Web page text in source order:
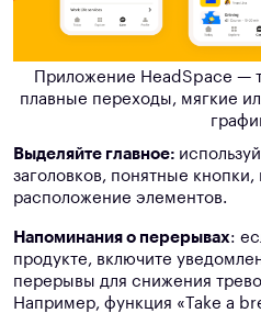
Приложение HeadSpace —
плавные переходы, мягкие
Выделяйте главное:
заголовков, понятные
расположение элементов.
Напоминания о перерывах:
продукте, включите
перерывы для снижения
Например, функция «Take a